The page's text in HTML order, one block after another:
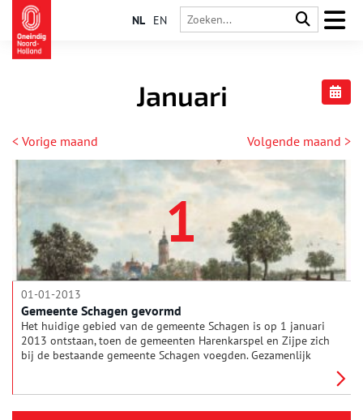
NL EN
Januari
< Vorige maand Volgende maand >
1
01-01-2013
Gemeente Schagen gevormd
Het huidige gebied van de gemeente Schagen is op 1 januari
2013 ontstaan, toen de gemeenten Harenkarspel en Zijpe zich
bij de bestaande gemeente Schagen voegden. Gezamenlijk